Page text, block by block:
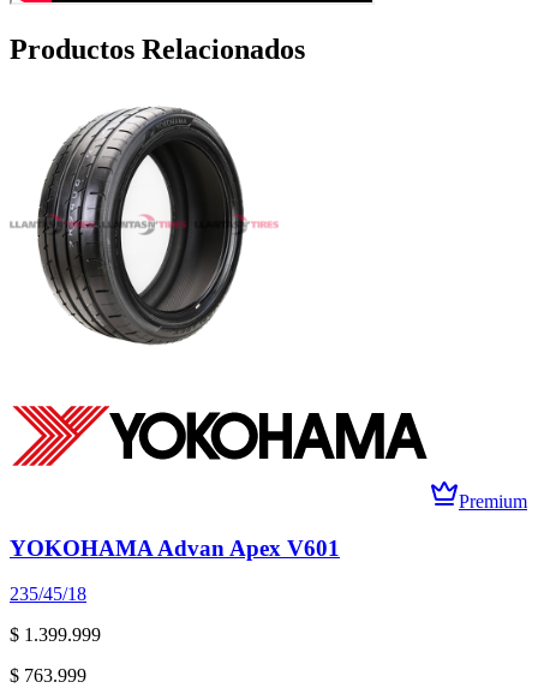
Productos Relacionados
Premium
YOKOHAMA Advan Apex V601
235/45/18
$ 1.399.999
$ 763.999